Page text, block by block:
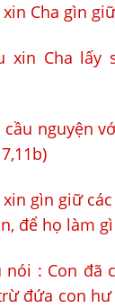
Cha gìn
xin Cha lấy
nguyện
gìn giữ
để họ làm
nói : Con đã
đứa con